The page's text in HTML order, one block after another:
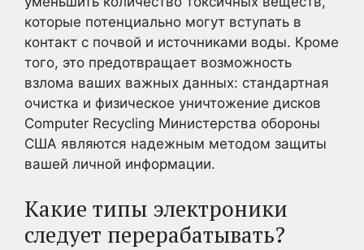
которые потенциально могут вступать в
контакт с почвой и источниками воды. Кроме
того, это предотвращает возможность
взлома ваших важных данных: стандартная
очистка и физическое уничтожение дисков
Computer Recycling Министерства обороны
США являются надежным методом защиты
вашей личной информации.
Какие типы электроники
следует перерабатывать?